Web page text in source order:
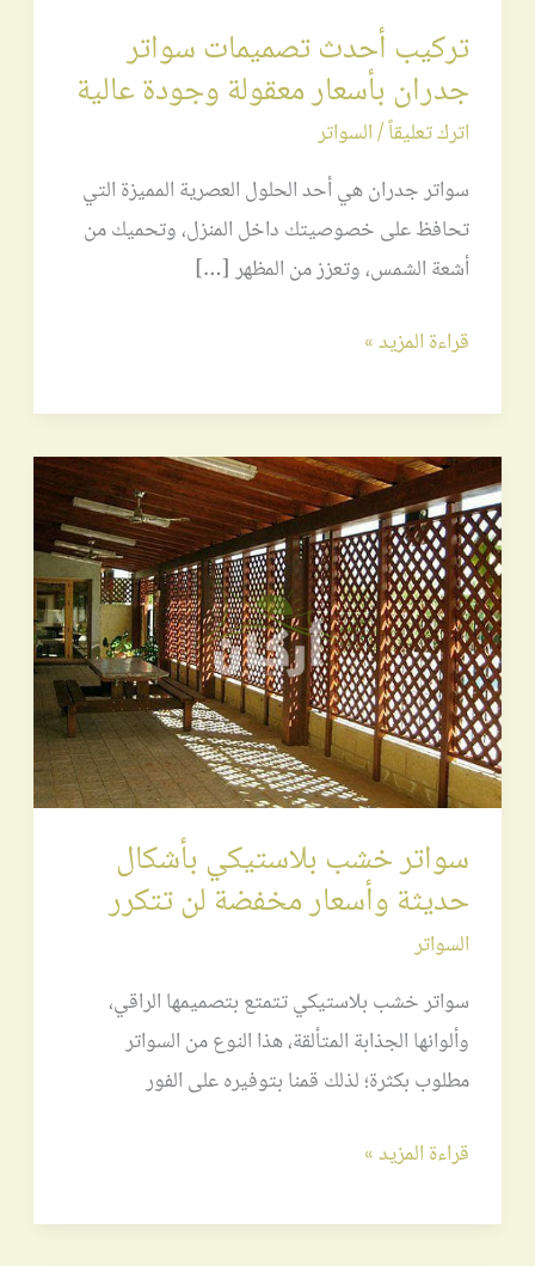
تركيب أحدث تصميمات سواتر
جدران بأسعار معقولة وجودة عالية
اترك تعليقاً/السواتر
سواتر جدران هي أحد الحلول العصرية المميزة التي
تحافظ على خصوصيتك داخل المنزل، وتحميك من
أشعة الشمس، وتعزز من المظهر […]
قراءة المزيد »
سواتر خشب بلاستيكي بأشكال
حديثة وأسعار مخفضة لن تتكرر
السواتر
سواتر خشب بلاستيكي تتمتع بتصميمها الراقي،
وألوانها الجذابة المتألقة، هذا النوع من السواتر
مطلوب بكثرة؛ لذلك قمنا بتوفيره على الفور
سواتر
خشب
بلاستيكي
بأشكال
حديثة
وأسعار
مخفضة
لن
تتكرر
قراءة المزيد »